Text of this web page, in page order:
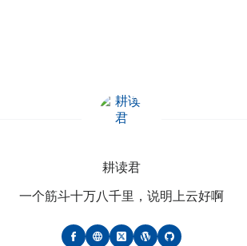
耕读君
一个筋斗十万八千里，说明上云好啊